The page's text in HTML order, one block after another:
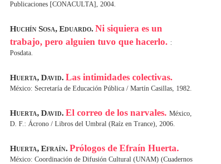
Publicaciones [CONACULTA], 2004.
Huchín Sosa, Eduardo. Ni siquiera es un
trabajo, pero alguien tuvo que hacerlo. :
Posdata.
Huerta, David. Las intimidades colectivas.
México: Secretaría de Educación Pública / Martín Casillas, 1982.
Huerta, David. El correo de los narvales. México,
D. F.: Ácrono / Libros del Umbral (Raíz en Trance), 2006.
Huerta, Efraín. Prólogos de Efraín Huerta.
México: Coordinación de Difusión Cultural (UNAM) (Cuadernos